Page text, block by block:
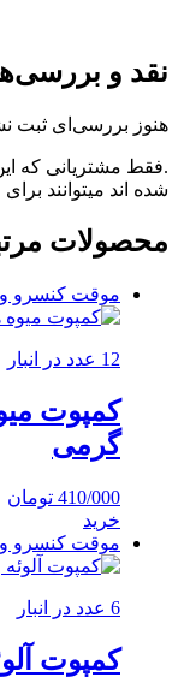
نقد و
هنوز بررسی‌ای ثبت
.فقط مشتریانی که
شده اند میتوانند
محصولات
موقت کنسرو و
12 عدد در انبار
گرمی
410/000 تومان
خرید
موقت کنسرو و
6 عدد در انبار
کمپوت آلوئه